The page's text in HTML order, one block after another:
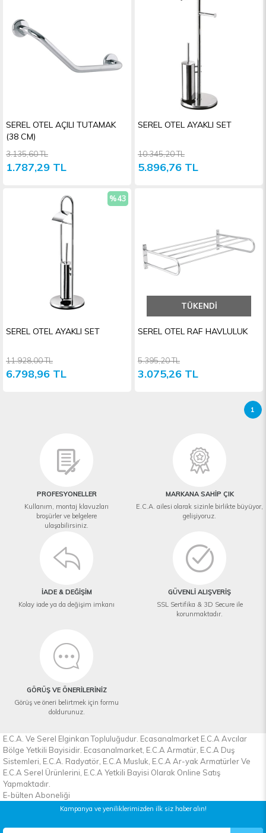
SEREL OTEL AÇILI TUTAMAK
(38 CM)
1.787,29 TL
3.135,60 TL
SEREL OTEL AYAKLI SET
5.896,76 TL
10.345,20 TL
SEREL OTEL AYAKLI SET
6.798,96 TL
11.928,00 TL
%43
TÜKENDI
SEREL OTEL RAF HAVLULUK
3.075,26 TL
5.395,20 TL
1
PROFESYONELLER
Kullanım, montaj klavuzları
broşürler ve belgelere
ulaşabilirsiniz.
MARKANA SAHİP ÇIK
E.C.A. ailesi olarak sizinle birlikte büyüyor,
gelişiyoruz.
İADE & DEĞİŞİM
Kolay iade ya da değişim imkanı
GÜVENLİ ALIŞVERİŞ
SSL Sertifika & 3D Secure ile
korunmaktadır.
GÖRÜŞ VE ÖNERİLERİNİZ
Görüş ve öneri belirtmek için formu
doldurunuz.
E.C.A. Ve Serel Elginkan Topluluğudur. Ecasanalmarket E.C.A Avcılar
Bölge Yetkili Bayisidir. Ecasanalmarket, E.C.A Armatür, E.C.A Duş
Sistemleri, E.C.A. Radyatör, E.C.A Musluk, E.C.A Ar-yak Armatürler Ve
E.C.A Serel Ürünlerini, E.C.A Yetkili Bayisi Olarak Online Satış
Yapmaktadır.
E-bülten Aboneliği
Kampanya ve yeniliklerimizden ilk siz haber alın!